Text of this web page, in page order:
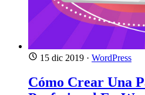
15 dic 2019 · WordPress
Cómo Crear Una